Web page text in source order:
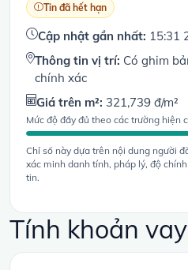
Tin đã hết hạn
Cập nhật gần nhất: 15:31
Thông tin vị trí: Có ghim
chính xác
Giá trên m²: 321,739 đ/m²
Mức độ đầy đủ theo các trường hiện
Chỉ số này dựa trên nội dung người
xác minh danh tính, pháp lý, độ
tin.
Tính khoản